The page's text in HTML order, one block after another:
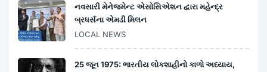
નવસારી મેનેજમેન્ટ એસોસિએશન દ્વારા મહેન્દ્ર
બ્રધર્સના એમડી મિલન
LOCAL NEWS
25 જૂન 1975: ભારતીય લોકશાહીનો કાળો અધ્યાય,